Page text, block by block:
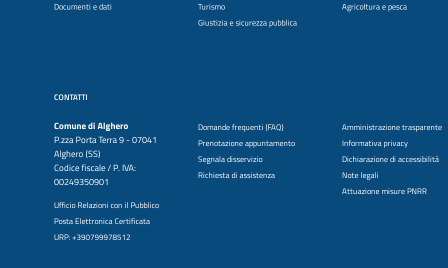
Documenti e dati
Turismo
Giustizia e sicurezza pubblica
Agricoltura e pesca
CONTATTI
Comune di Alghero
P.zza Porta Terra 9 - 07041
Alghero (SS)
Codice fiscale / P. IVA:
00249350901
Ufficio Relazioni con il Pubblico
Posta Elettronica Certificata
URP: +390799978512
Domande frequenti (FAQ)
Prenotazione appuntamento
Segnala disservizio
Richiesta di assistenza
Amministrazione trasparente
Informativa privacy
Dichiarazione di accessibilità
Note legali
Attuazione misure PNRR